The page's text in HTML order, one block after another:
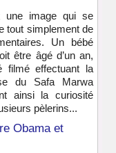
une image qui se
tout simplement de
Un bébé
être âgé d’un an,
filmé effectuant la
du Safa Marwa
ainsi la curiosité
pèlerins...
Obama et